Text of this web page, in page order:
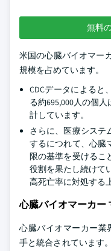
無料
米国の心臓バイオマー
規模を占めています。
CDCデータによると
る約695,000人の個
計しています。
さらに、医療システ
するにつれて、心臓
限の基準を受けるこ
役割を果たし続けて
高死亡率に対処する
心臓バイオマーカー
心臓バイオマーカー業
手と統合されています